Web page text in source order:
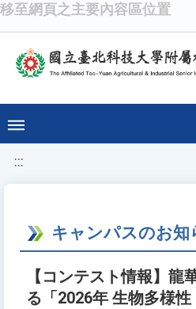
移至網頁之主要內容區位置
:::
キャンパスのお知
【コンテスト情報】龍
る「2026年 生物多様